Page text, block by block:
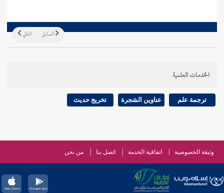
التالي السابق
الخدمات العلمية
ترجمة علم عناوين الشجرة تخريج حديث
وثيقة الخصوصية اتفاقية الخدمة اتصل بنا من نحن